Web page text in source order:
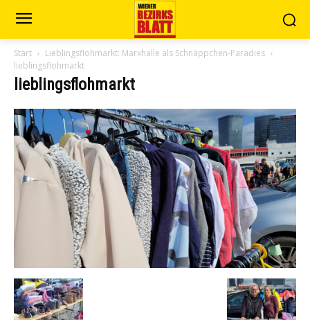
Start
Lieblingsflohmarkt: Marxhalle als Schnäppchen-Paradies
lieblingsflohmarkt
lieblingsflohmarkt